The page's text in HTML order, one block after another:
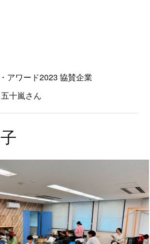
アワード2023 協賛企業
五十嵐さん